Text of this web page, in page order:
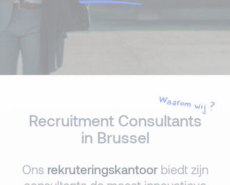
Waarom wij ?
Recruitment Consultants
in Brussel
Ons rekruteringskantoor biedt zijn